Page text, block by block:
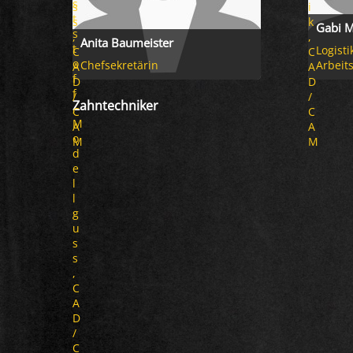
Anita Baumeister
Chefsekretärin
Gabi
Zahntechniker
s
s
,
C
A
D
/
C
A
M
i
k
,
C
A
D
/
C
A
M
s
t
s
t
o
f
f
,
M
o
d
e
l
l
g
u
s
s
,
C
A
D
/
C